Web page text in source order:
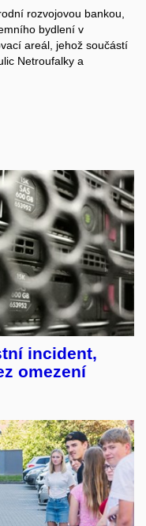
rozvojovou bankou,
bydlení v
areál, jehož součástí
Netroufalky a
incident,
omezení